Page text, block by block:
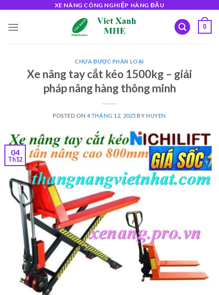
content
XE NÂNG CÔNG NGHIỆP HÀNG ĐẦU
0
CHƯA ĐƯỢC PHÂN LOẠI
Xe nâng tay cắt kéo 1500kg – giải
pháp nâng hàng thông minh
POSTED ON 4 THÁNG 12, 2025 BY HUYEN
04
Th12